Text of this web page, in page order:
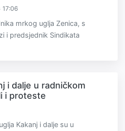
mrkog uglja Zenica, s
i predsjednik Sindikata
i dalje u radničkom
i proteste
Kakanj i dalje su u